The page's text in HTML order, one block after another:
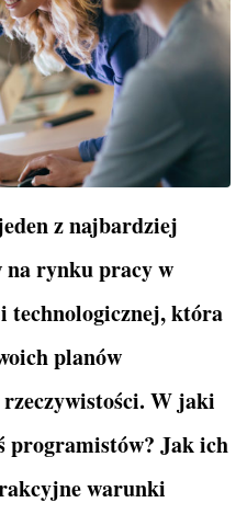
z najbardziej
na rynku pracy w
technologicznej, która
planów
rzeczywistości. W jaki
programistów? Jak ich
warunki